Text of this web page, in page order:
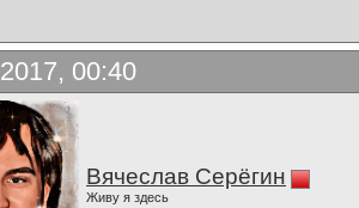
00:40
Вячеслав Серёгин
Живу я здесь